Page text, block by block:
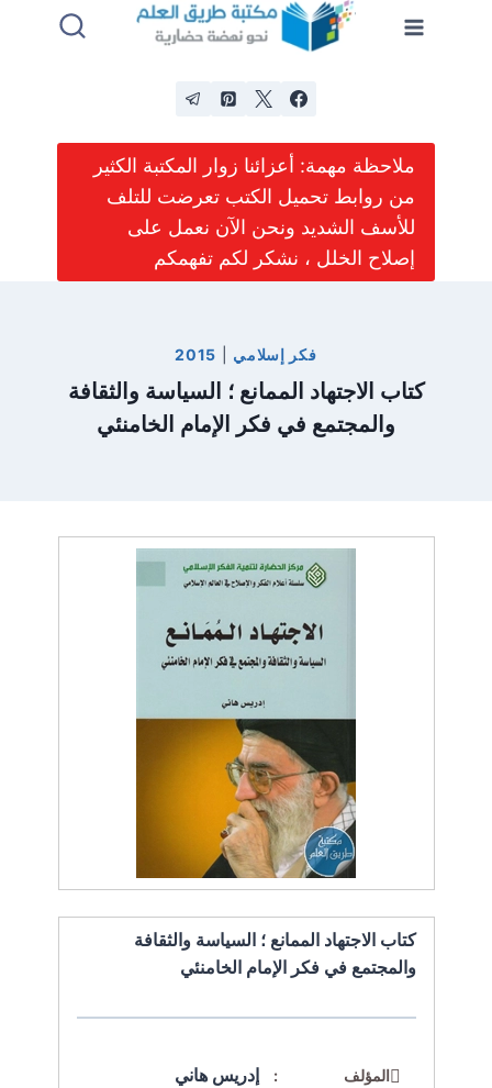
ملاحظة مهمة: أعزائنا زوار المكتبة الكثير
من روابط تحميل الكتب تعرضت للتلف
للأسف الشديد ونحن الآن نعمل على
إصلاح الخلل ، نشكر لكم تفهمكم
فكر إسلامي 2015
كتاب الاجتهاد الممانع ؛ السياسة والثقافة
والمجتمع في فكر الإمام الخامنئي
كتاب الاجتهاد الممانع ؛ السياسة والثقافة
والمجتمع في فكر الإمام الخامنئي
المؤلف : إدريس هاني